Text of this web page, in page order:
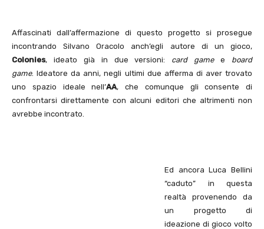
Affascinati dall’affermazione di questo progetto si prosegue
incontrando Silvano Oracolo anch’egli autore di un gioco,
Colonies, ideato già in due versioni: card gamee board
game. Ideatore da anni, negli ultimi due afferma di aver trovato
uno spazio ideale nell’AA, che comunque gli consente di
confrontarsi direttamente con alcuni editori che altrimenti non
avrebbe incontrato.
Ed ancora Luca Bellini
“caduto” in questa
realtà provenendo da
un progetto di
ideazione di gioco volto